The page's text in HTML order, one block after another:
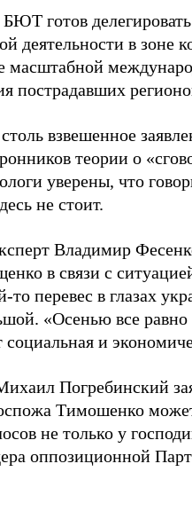
готов
деятельности в зоне
масштабной
пострадавших
взвешенное
теории о
уверены, что
не стоит.
Владимир
в связи с
то перевес в глазах
«Осенью все
социальная и
Погребинский
Тимошенко
не только у
оппозиционной